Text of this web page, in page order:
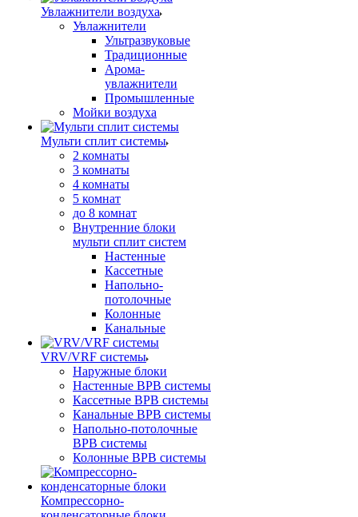
Увлажнители воздуха
Увлажнители
Ультразвуковые
Традиционные
Арома-
увлажнители
Промышленные
Мойки воздуха
Мульти сплит системы
2 комнаты
3 комнаты
4 комнаты
5 комнат
до 8 комнат
Внутренние блоки
мульти сплит систем
Настенные
Кассетные
Напольно-
потолочные
Колонные
Канальные
VRV/VRF системы
Наружные блоки
Настенные ВРВ системы
Кассетные ВРВ системы
Канальные ВРВ системы
Напольно-потолочные
ВРВ системы
Колонные ВРВ системы
Компрессорно-